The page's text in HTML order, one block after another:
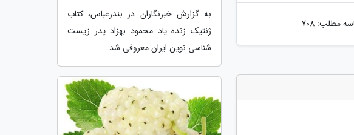
مطلب: 708
به گزارش خبرنگاران در بندرعباس، کتاب
ژنتیک زنده یاد محمود بهزاد پدر زیست
شناسی نوین ایران معروفی شد.